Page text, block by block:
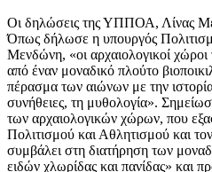
Οι δηλώσεις της ΥΠΠΟΑ, Λίνας
Όπως δήλωσε η υπουργός
Μενδώνη, «οι αρχαιολογικοί χώροι
από έναν μοναδικό πλούτο
πέρασμα των αιώνων με την
συνήθειες, τη μυθολογία».
των αρχαιολογικών χώρων, που
Πολιτισμού και Αθλητισμού και
συμβάλει στη διατήρηση των
ειδών χλωρίδας και πανίδας» και